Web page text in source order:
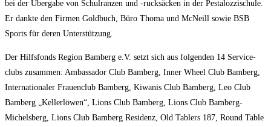
bei der Über­ga­be von Schul­ran­zen und ‑ruck­sä­cken in der Pes­ta­loz­zi­schu­le.
Er dank­te den Fir­men Gold­buch, Büro Tho­ma und McN­eill sowie BSB
Sports für deren Unterstützung.
Der Hilfs­fonds Regi­on Bam­berg e.V. setzt sich aus fol­gen­den 14 Ser­vice­
clubs zusam­men: Ambassa­dor Club Bam­berg, Inner Wheel Club Bam­berg,
Inter­na­tio­na­ler Frau­en­club Bam­berg, Kiwa­nis Club Bam­berg, Leo Club
Bam­berg „Kel­ler­lö­wen“, Lions Club Bam­berg, Lions Club Bam­berg-
Michels­berg, Lions Club Bam­berg Resi­denz, Old Tablers 187, Round Table